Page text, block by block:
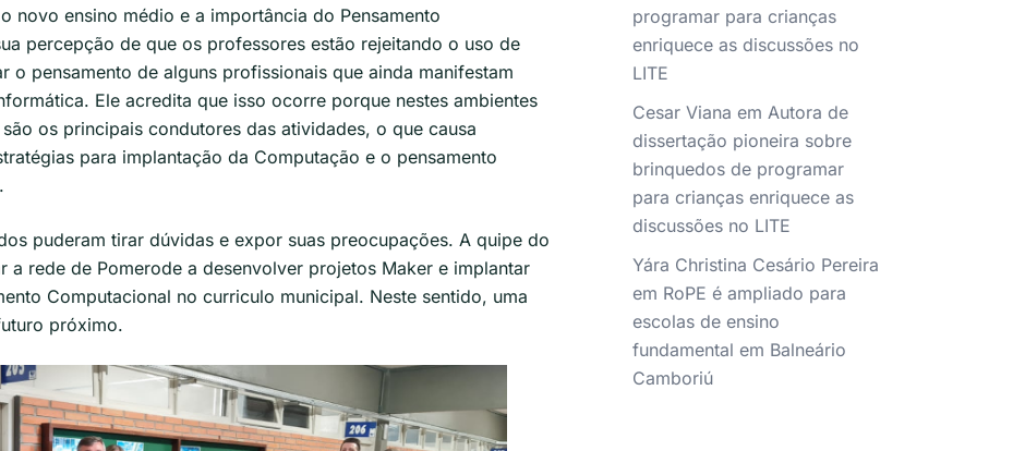
novo ensino médio e a importância do Pensamento
percepção de que os professores estão rejeitando o uso de
o pensamento de alguns profissionais que ainda manifestam
Ele acredita que isso ocorre porque nestes ambientes
os principais condutores das atividades, o que causa
para implantação da Computação e o pensamento
puderam tirar dúvidas e expor suas preocupações. A quipe do
a rede de Pomerode a desenvolver projetos Maker e implantar
Computacional no curriculo municipal. Neste sentido, uma
próximo.
programar para crianças
enriquece as discussões no
LITE
Cesar Viana em Autora de
dissertação pioneira sobre
brinquedos de programar
para crianças enriquece as
discussões no LITE
Yára Christina Cesário Pereira
em RoPE é ampliado para
escolas de ensino
fundamental em Balneário
Camboriú